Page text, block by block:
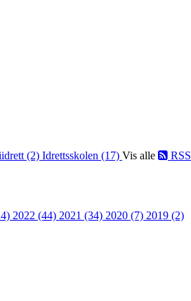
(2) Idrettsskolen (17) Vis alle RSS
2022 (44) 2021 (34) 2020 (7) 2019 (2)